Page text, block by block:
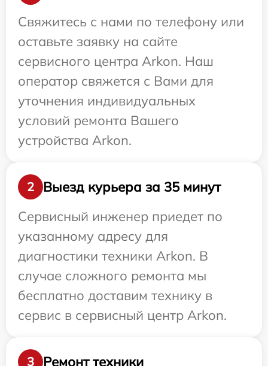
Свяжитесь с нами по телефону или
оставьте заявку на сайте
сервисного центра Arkon. Наш
оператор свяжется с Вами для
уточнения индивидуальных
условий ремонта Вашего
устройства Arkon.
2
Выезд курьера за 35 минут
Сервисный инженер приедет по
указанному адресу для
диагностики техники Arkon. В
случае сложного ремонта мы
бесплатно доставим технику в
сервис в сервисный центр Arkon.
3
Ремонт техники